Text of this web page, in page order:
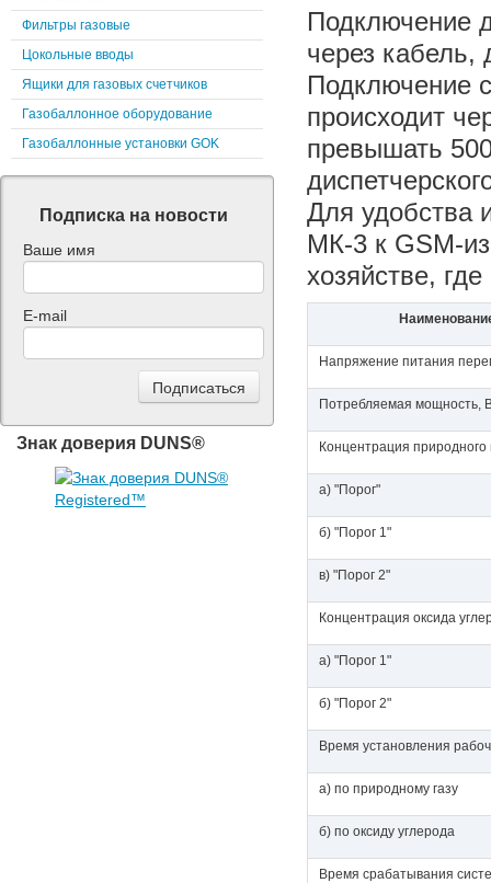
Подключение
через кабель,
Подключение
происходит
превышать
Для удобства
МК-3 к GSM-
хозяйстве,
Напряжение питания
Потребляемая мощность,
Концентрация
а) "Порог"
б) "Порог 1"
в) "Порог 2"
Концентрация оксида
а) "Порог 1"
б) "Порог 2"
Время установления
а) по природному газу
б) по оксиду углерода
Время срабатывания
Фильтры газовые
Цокольные вводы
Ящики для газовых счетчиков
Газобаллонное оборудование
Газобаллонные установки GOK
Подписка на новости
Ваше имя
E-mail
Знак доверия DUNS®